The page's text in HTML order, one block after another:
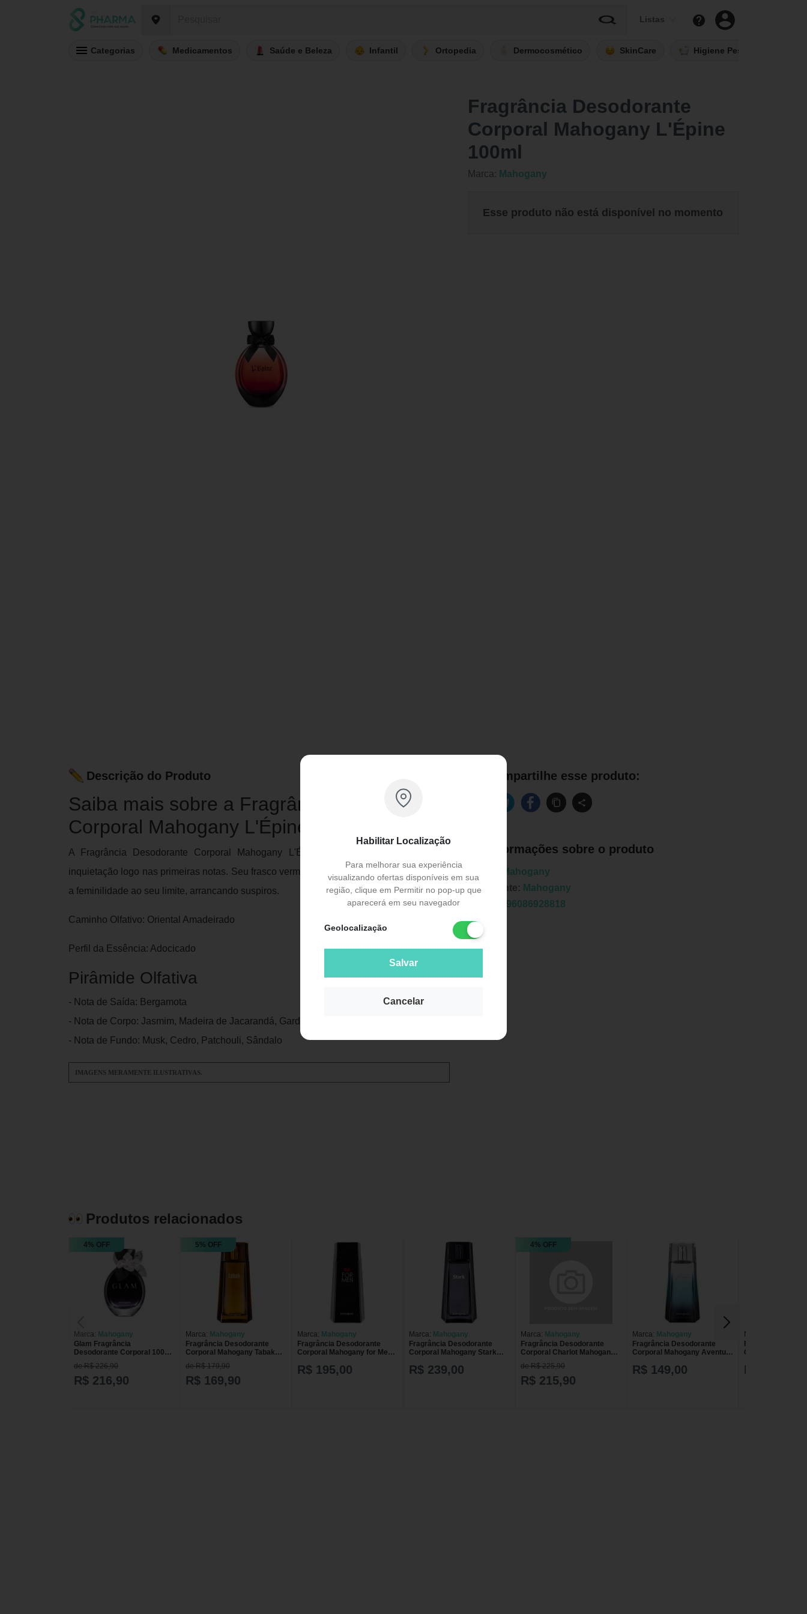
Listas
Categorias Medicamentos Saúde e Beleza Infantil Ortopedia Dermocosmético SkinCare Higiene Pessoal
Habilitar Localização
Para melhorar sua experiência
visualizando ofertas disponíveis em sua
região, clique em Permitir no pop-up que
aparecerá em seu navegador
Geolocalização
Salvar
Cancelar
Fragrância Desodorante
Corporal Mahogany L'Épine
100ml
Marca: Mahogany
Esse produto não está disponível no momento
Descrição do Produto
Saiba mais sobre a Fragrância Desodorante
Corporal Mahogany L'Épine 100ml
A Fragrância Desodorante Corporal Mahogany L'Épine é o espinho que desperta
inquietação logo nas primeiras notas. Seu frasco vermelho evoca a sensualidade e eleva
a feminilidade ao seu limite, arrancando suspiros.
Caminho Olfativo: Oriental Amadeirado
Perfil da Essência: Adocicado
Pirâmide Olfativa
- Nota de Saída: Bergamota
- Nota de Corpo: Jasmim, Madeira de Jacarandá, Gardênia, Ylang-Ylang
- Nota de Fundo: Musk, Cedro, Patchouli, Sândalo
IMAGENS MERAMENTE ILUSTRATIVAS.
Compartilhe esse produto:
Informações sobre o produto
Mahogany
Fabricante: Mahogany
7896086928818
Produtos relacionados
4% OFF
Marca: Mahogany
Glam Fragrância
Desodorante Corporal 100ml
Mahogany
de R$ 226,90
R$ 216,90
5% OFF
Marca: Mahogany
Fragrância Desodorante
Corporal Mahogany Tabak
100ml
de R$ 179,90
R$ 169,90
Marca: Mahogany
Fragrância Desodorante
Corporal Mahogany for Men
R$ 195,00
Marca: Mahogany
Fragrância Desodorante
Corporal Mahogany Stark
R$ 239,00
4% OFF
Marca: Mahogany
Fragrância Desodorante
Corporal Charlot Mahogany
100ml
de R$ 225,90
R$ 215,90
Marca: Mahogany
Fragrância Desodorante
Corporal Mahogany Aventure
R$ 149,00
Marca:
Corporal
R$ 209,00